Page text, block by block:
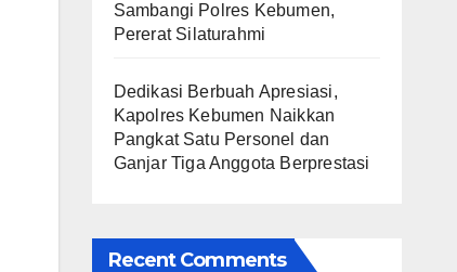
Sambangi Polres Kebumen,
Pererat Silaturahmi
Dedikasi Berbuah Apresiasi,
Kapolres Kebumen Naikkan
Pangkat Satu Personel dan
Ganjar Tiga Anggota Berprestasi
Recent Comments